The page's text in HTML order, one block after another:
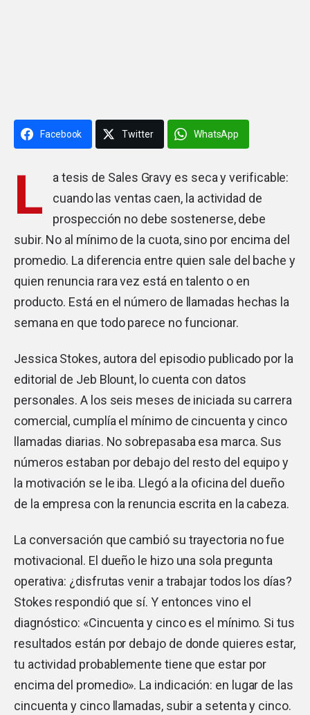
Facebook Twitter WhatsApp
L
a tesis de Sales Gravy es seca y verificable:
cuando las ventas caen, la actividad de
prospección no debe sostenerse, debe
subir. No al mínimo de la cuota, sino por encima del
promedio. La diferencia entre quien sale del bache y
quien renuncia rara vez está en talento o en
producto. Está en el número de llamadas hechas la
semana en que todo parece no funcionar.
Jessica Stokes, autora del episodio publicado por la
editorial de Jeb Blount, lo cuenta con datos
personales. A los seis meses de iniciada su carrera
comercial, cumplía el mínimo de cincuenta y cinco
llamadas diarias. No sobrepasaba esa marca. Sus
números estaban por debajo del resto del equipo y
la motivación se le iba. Llegó a la oficina del dueño
de la empresa con la renuncia escrita en la cabeza.
La conversación que cambió su trayectoria no fue
motivacional. El dueño le hizo una sola pregunta
operativa: ¿disfrutas venir a trabajar todos los días?
Stokes respondió que sí. Y entonces vino el
diagnóstico: «Cincuenta y cinco es el mínimo. Si tus
resultados están por debajo de donde quieres estar,
tu actividad probablemente tiene que estar por
encima del promedio». La indicación: en lugar de las
cincuenta y cinco llamadas, subir a setenta y cinco.